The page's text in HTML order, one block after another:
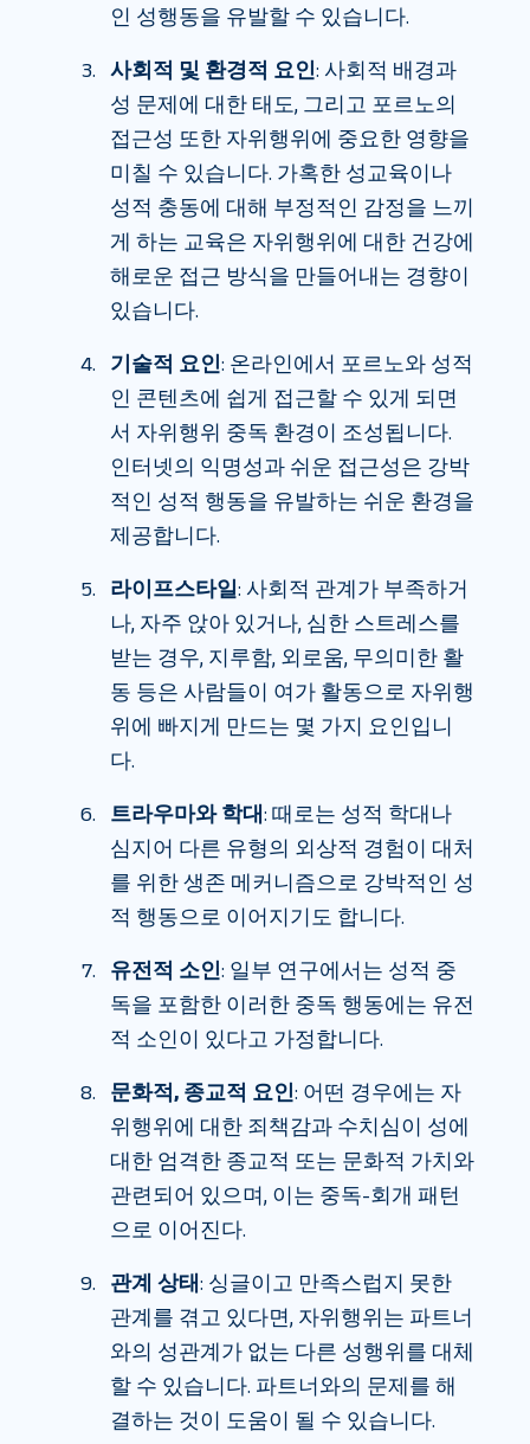
인 성행동을 유발할 수 있습니다.
사회적 및 환경적 요인: 사회적 배경과
성 문제에 대한 태도, 그리고 포르노의
접근성 또한 자위행위에 중요한 영향을
미칠 수 있습니다. 가혹한 성교육이나
성적 충동에 대해 부정적인 감정을 느끼
게 하는 교육은 자위행위에 대한 건강에
해로운 접근 방식을 만들어내는 경향이
있습니다.
기술적 요인: 온라인에서 포르노와 성적
인 콘텐츠에 쉽게 접근할 수 있게 되면
서 자위행위 중독 환경이 조성됩니다.
인터넷의 익명성과 쉬운 접근성은 강박
적인 성적 행동을 유발하는 쉬운 환경을
제공합니다.
라이프스타일: 사회적 관계가 부족하거
나, 자주 앉아 있거나, 심한 스트레스를
받는 경우, 지루함, 외로움, 무의미한 활
동 등은 사람들이 여가 활동으로 자위행
위에 빠지게 만드는 몇 가지 요인입니
다.
트라우마와 학대 : 때로는 성적 학대나
심지어 다른 유형의 외상적 경험이 대처
를 위한 생존 메커니즘으로 강박적인 성
적 행동으로 이어지기도 합니다.
유전적 소인: 일부 연구에서는 성적 중
독을 포함한 이러한 중독 행동에는 유전
적 소인이 있다고 가정합니다.
문화적, 종교적 요인: 어떤 경우에는 자
위행위에 대한 죄책감과 수치심이 성에
대한 엄격한 종교적 또는 문화적 가치와
관련되어 있으며, 이는 중독-회개 패턴
으로 이어진다.
관계 상태 : 싱글이고 만족스럽지 못한
관계를 겪고 있다면, 자위행위는 파트너
와의 성관계가 없는 다른 성행위를 대체
할 수 있습니다. 파트너와의 문제를 해
결하는 것이 도움이 될 수 있습니다.